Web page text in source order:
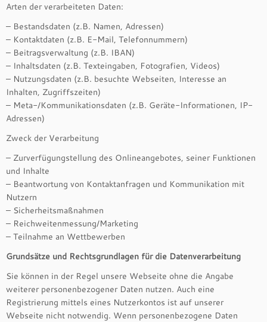
Arten der verarbeiteten Daten:
– Bestandsdaten (z.B. Namen, Adressen)
– Kontaktdaten (z.B. E-Mail, Telefonnummern)
– Beitragsverwaltung (z.B. IBAN)
– Inhaltsdaten (z.B. Texteingaben, Fotografien, Videos)
– Nutzungsdaten (z.B. besuchte Webseiten, Interesse an
Inhalten, Zugriffszeiten)
– Meta-/Kommunikationsdaten (z.B. Geräte-Informationen, IP-
Adressen)
Zweck der Verarbeitung
– Zurverfügungstellung des Onlineangebotes, seiner Funktionen
und Inhalte
– Beantwortung von Kontaktanfragen und Kommunikation mit
Nutzern
– Sicherheitsmaßnahmen
– Reichweitenmessung/Marketing
– Teilnahme an Wettbewerben
Grundsätze und Rechtsgrundlagen für die Datenverarbeitung
Sie können in der Regel unsere Webseite ohne die Angabe
weiterer personenbezogener Daten nutzen. Auch eine
Registrierung mittels eines Nutzerkontos ist auf unserer
Webseite nicht notwendig. Wenn personenbezogene Daten